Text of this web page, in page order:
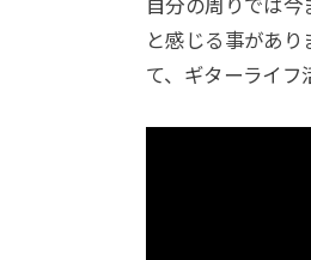
自分の周りでは
と感じる事があ
て、ギターライフ